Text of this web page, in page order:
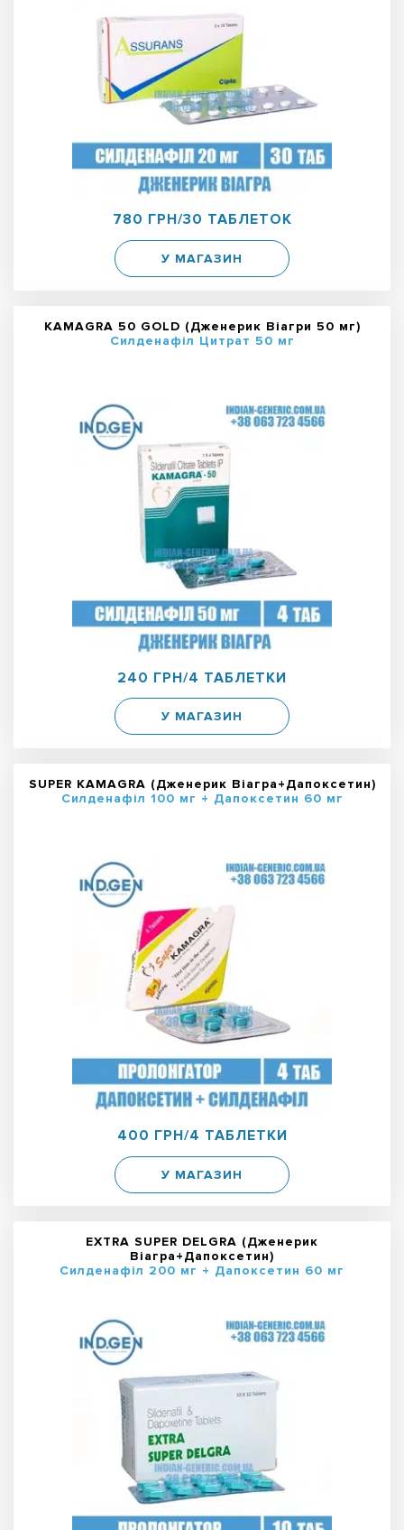
780 ГРН/30 ТАБЛЕТОК
У МАГАЗИН
KAMAGRA 50 GOLD (Дженерик Віагри 50 мг)
Силденафіл Цитрат 50 мг
240 ГРН/4 ТАБЛЕТКИ
У МАГАЗИН
SUPER KAMAGRA (Дженерик Віагра+Дапоксетин)
Силденафіл 100 мг + Дапоксетин 60 мг
400 ГРН/4 ТАБЛЕТКИ
У МАГАЗИН
EXTRA SUPER DELGRA (Дженерик
Віагра+Дапоксетин)
Силденафіл 200 мг + Дапоксетин 60 мг